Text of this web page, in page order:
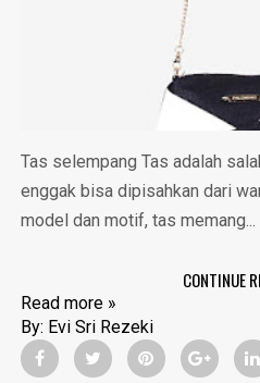
Tas selempang Tas adalah
enggak bisa dipisahkan dari
model dan motif, tas memang...
CONTINUE
Read more »
By: Evi Sri Rezeki